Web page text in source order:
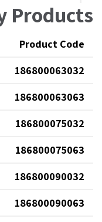
Products
Product Code
186800063032
186800063063
186800075032
186800075063
186800090032
186800090063